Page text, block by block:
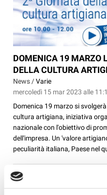
DOMENICA 19 MARZO
DELLA CULTURA
News /Varie
mercoledì 15 mar 2023 alle
Domenica 19 marzo si
cultura artigiana, iniziativa
nazionale con l'obiettivo di
dell'impresa. Un 'valore
peculiarità italiana, Paese nel